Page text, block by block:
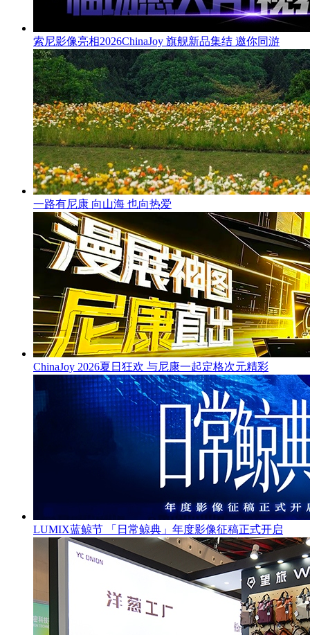
索尼影像亮相2026ChinaJoy 旗舰新品集结 邀你同游
一路有尼康 向山海 也向热爱
ChinaJoy 2026夏日狂欢 与尼康一起定格次元精彩
LUMIX蓝鲸节 「日常鲸典」年度影像征稿正式开启